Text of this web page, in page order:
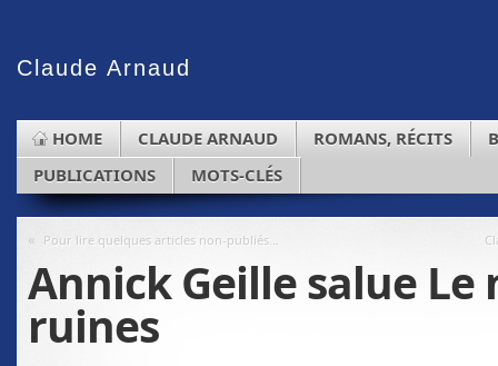
Claude Arnaud
HOME CLAUDE ARNAUD ROMANS, RÉCITS
PUBLICATIONS
MOTS-CLÉS
« Pour lire quelques articles non-publiés…
Annick Geille salue Le
ruines